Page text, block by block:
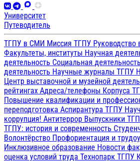
Университет
Путеводитель
ТГПУ в СМИ Миссия ТГПУ Руководство
Факультеты, институты Научная
деятельность Социальная деятельность
деятельность Научные журналы ТГПУ
Центр выставочной и музейной
рейтингах Адреса/телефоны Корпуса
Повышение квалификации и
переподготовка Аспирантура ТГПУ
коррупция! Антитеррор Выпускники
ТГПУ: история и современность
Волонтёрство Профориентация и
Инклюзивное образование Новости
оценка условий труда Технопарк ТГПУ